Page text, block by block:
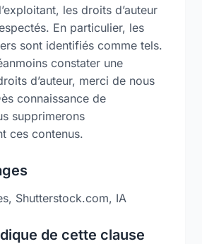
les droits d’auteur
En particulier, les
sont identifiés comme tels.
constater une
d’auteur, merci de nous
connaissance de
supprimerons
ces contenus.
Shutterstock.com, IA
de cette clause